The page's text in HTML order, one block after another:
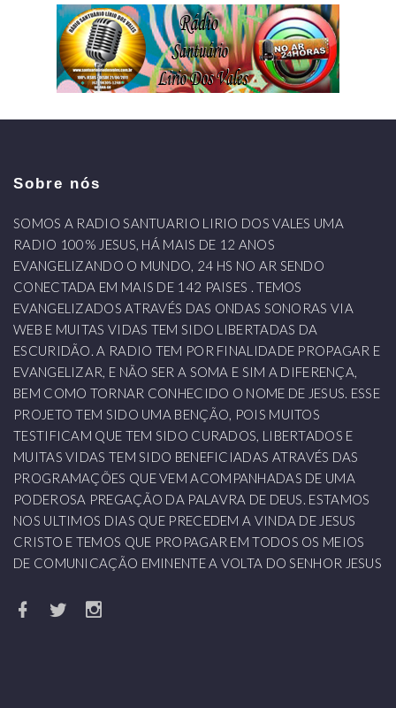
Sobre nós
SOMOS A RADIO SANTUARIO LIRIO DOS VALES UMA
RADIO 100% JESUS, HÁ MAIS DE 12 ANOS
EVANGELIZANDO O MUNDO, 24 HS NO AR SENDO
CONECTADA EM MAIS DE 142 PAISES . TEMOS
EVANGELIZADOS ATRAVÉS DAS ONDAS SONORAS VIA
WEB E MUITAS VIDAS TEM SIDO LIBERTADAS DA
ESCURIDÃO. A RADIO TEM POR FINALIDADE PROPAGAR E
EVANGELIZAR, E NÃO SER A SOMA E SIM A DIFERENÇA,
BEM COMO TORNAR CONHECIDO O NOME DE JESUS. ESSE
PROJETO TEM SIDO UMA BENÇÃO, POIS MUITOS
TESTIFICAM QUE TEM SIDO CURADOS, LIBERTADOS E
MUITAS VIDAS TEM SIDO BENEFICIADAS ATRAVÉS DAS
PROGRAMAÇÕES QUE VEM ACOMPANHADAS DE UMA
PODEROSA PREGAÇÃO DA PALAVRA DE DEUS. ESTAMOS
NOS ULTIMOS DIAS QUE PRECEDEM A VINDA DE JESUS
CRISTO E TEMOS QUE PROPAGAR EM TODOS OS MEIOS
DE COMUNICAÇÃO EMINENTE A VOLTA DO SENHOR JESUS